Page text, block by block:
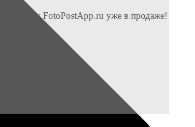
by FotoPostApp.ru уже в продаже!